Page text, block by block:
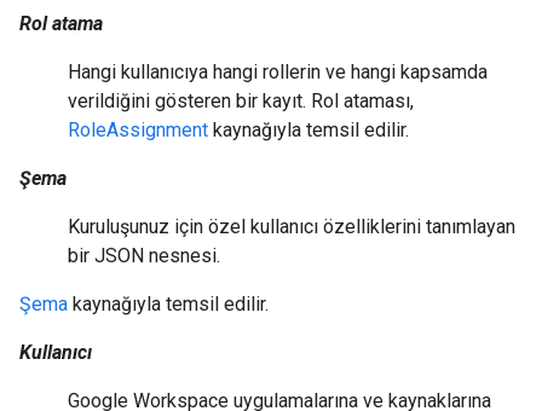
Rol atama
Hangi kullanıcıya hangi rollerin ve hangi kapsamda
verildiğini gösteren bir kayıt. Rol ataması,
RoleAssignment kaynağıyla temsil edilir.
Şema
Kuruluşunuz için özel kullanıcı özelliklerini tanımlayan
bir JSON nesnesi.
Şema kaynağıyla temsil edilir.
Kullanıcı
Google Workspace uygulamalarına ve kaynaklarına